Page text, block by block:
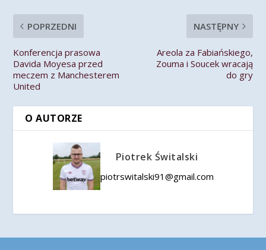
POPRZEDNI
Konferencja prasowa
Davida Moyesa przed
meczem z Manchesterem
United
NASTĘPNY
Areola za Fabiańskiego,
Zouma i Soucek wracają
do gry
O AUTORZE
Piotrek Świtalski
piotrswitalski91@gmail.com